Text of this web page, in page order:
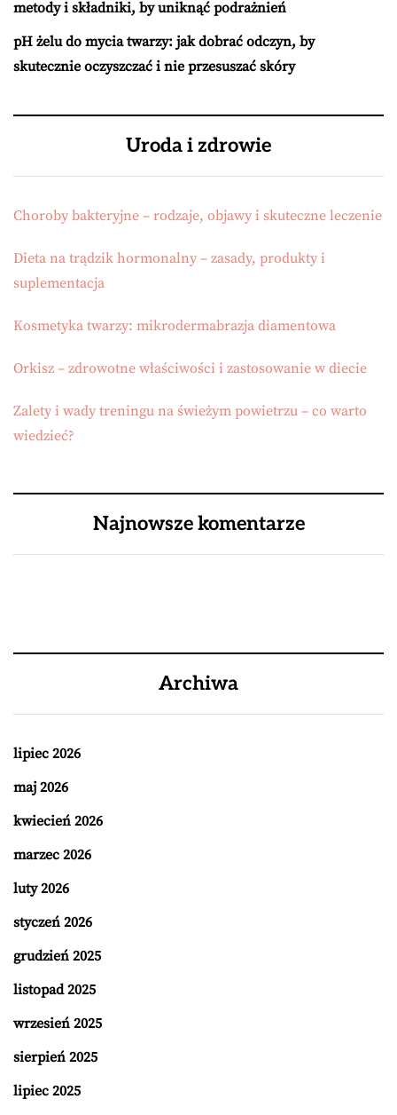
metody i składniki, by uniknąć podrażnień
pH żelu do mycia twarzy: jak dobrać odczyn, by
skutecznie oczyszczać i nie przesuszać skóry
Uroda i zdrowie
Choroby bakteryjne – rodzaje, objawy i skuteczne leczenie
Dieta na trądzik hormonalny – zasady, produkty i
suplementacja
Kosmetyka twarzy: mikrodermabrazja diamentowa
Orkisz – zdrowotne właściwości i zastosowanie w diecie
Zalety i wady treningu na świeżym powietrzu – co warto
wiedzieć?
Najnowsze komentarze
Archiwa
lipiec 2026
maj 2026
kwiecień 2026
marzec 2026
luty 2026
styczeń 2026
grudzień 2025
listopad 2025
wrzesień 2025
sierpień 2025
lipiec 2025